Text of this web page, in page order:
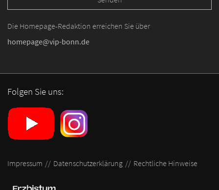
Die Homepage-Redaktion erreichen Sie über
homepage@vip-bonn.de
Folgen Sie uns:
Impressum Datenschutzerklärung Rechtliche Hinweise